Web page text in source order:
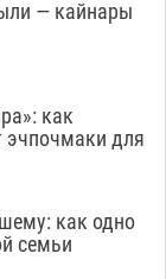
448
08.08 416
с улицы
08.08
— кайнары
как
эчпочмаки для
как одно
семьи